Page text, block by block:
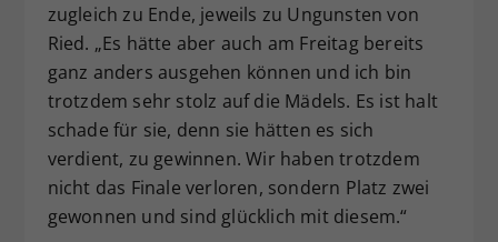
zugleich zu Ende, jeweils zu Ungunsten von
Ried. „Es hätte aber auch am Freitag bereits
ganz anders ausgehen können und ich bin
trotzdem sehr stolz auf die Mädels. Es ist halt
schade für sie, denn sie hätten es sich
verdient, zu gewinnen. Wir haben trotzdem
nicht das Finale verloren, sondern Platz zwei
gewonnen und sind glücklich mit diesem.“